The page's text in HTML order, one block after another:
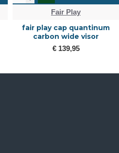
Fair Play
fair play cap quantinum
carbon wide visor
€ 139,95